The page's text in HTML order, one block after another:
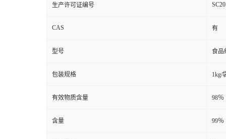
生产许可证编号
CAS 有
型号 食品
包装规格 1kg/
有效物质含量 98％
含量 99％